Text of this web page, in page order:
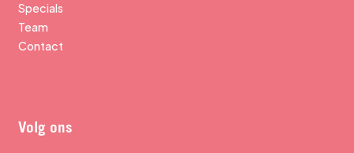
Specials
Team
Contact
Volg ons